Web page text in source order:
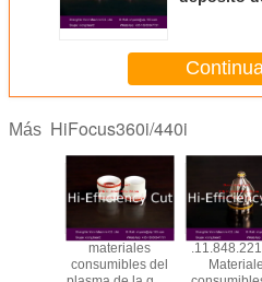
Más HiFocus360i/440i
materiales
consumibles del